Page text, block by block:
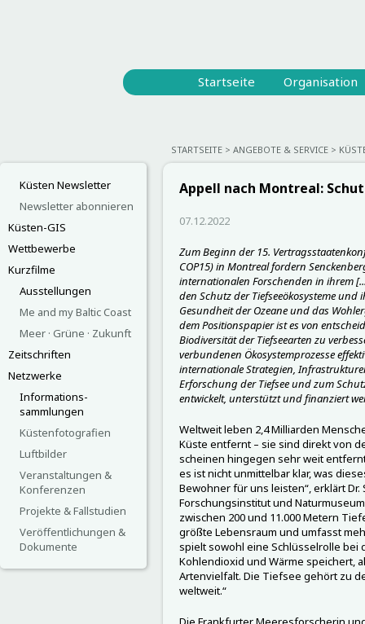
Startseite Organisation
STARTSEITE ANGEBOTE & SERVICE
Küsten Newsletter
Newsletter abonnieren
Küsten-GIS
Wettbewerbe
Kurzfilme
Ausstellungen
Me and my Baltic Coast
Meer · Grüne · Zukunft
Zeitschriften
Netzwerke
Informations-
sammlungen
Küstenfotografien
Luftbilder
Veranstaltungen &
Konferenzen
Projekte & Fallstudien
Veröffentlichungen &
Dokumente
Appell nach Montreal:
07.12.2022
Zum Beginn der 15.
COP15) in Montreal fordern
internationalen Forschenden in ihrem
den Schutz der Tiefseeökosysteme
Gesundheit der Ozeane und das
dem Positionspapier ist es von
Biodiversität der Tiefseearten zu
verbundenen Ökosystemprozesse
internationale Strategien,
Erforschung der Tiefsee und zum
entwickelt, unterstützt und finanziert
Weltweit leben 2,4 Milliarden
Küste entfernt – sie sind direkt von
scheinen hingegen sehr weit
es ist nicht unmittelbar klar, was
Bewohner für uns leisten“, erklärt
Forschungsinstitut und
zwischen 200 und 11.000 Metern
größte Lebensraum und umfasst
spielt sowohl eine Schlüsselrolle bei
Kohlendioxid und Wärme speichert,
Artenvielfalt. Die Tiefsee gehört zu
weltweit.“